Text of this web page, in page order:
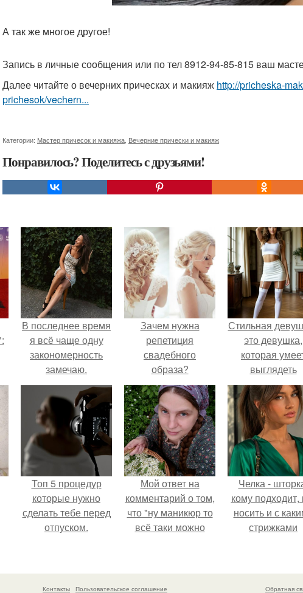
А так же многое другое!
Запись в личные сообщения или по тел 8912-94-85-815 ваш
Далее читайте о вечерних прическах и макияж http://pricheska-
prichesok/vechern...
Категории: Мастер причесок и макияжа Вечерние прически и макияж
Понравилось? Поделитесь с друзьями!
В последнее время
я всё чаще одну
закономерность
замечаю.
Зачем нужна
репетиция
свадебного
образа?
Стильная
это девушка,
которая
выглядеть
элегантно в
ситуации.
Топ 5 процедур
которые нужно
сделать тебе перед
отпуском.
Мой ответ на
комментарий о том,
что "ну маникюр то
всё таки можно
Челка -
кому подходит,
носить и с
стрижками
Контакты Пользовательское соглашение Обратная